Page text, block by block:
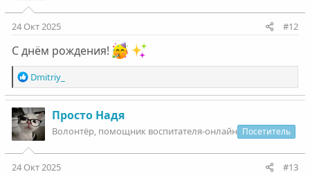
и
:
24 Окт 2025 #12
С днём рождения!
Р
е
а
к
ц
и
и
:
Dmitriy_
Просто Надя
Волонтëр, помощник воспитателя-онлайн Посетитель
24 Окт 2025 #13